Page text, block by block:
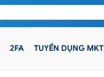
2FA TUYỂN DỤNG MKT